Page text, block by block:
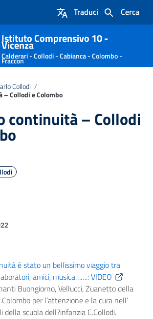
Cerca
Traduci
la navigazione
Istituto Comprensivo 10 -
Vicenza
Calderari - Collodi - Cabianca - Colombo -
Fraccon
Collodi /
– Collodi e Colombo
continuità – Collodi
è stato un bellissimo viaggio tra
amici, musica…….: VIDEO
Buongiorno, Vellucci, Zuanetto della
per l’attenzione e la cura nell’
della scuola dell?infanzia C.Collodi.